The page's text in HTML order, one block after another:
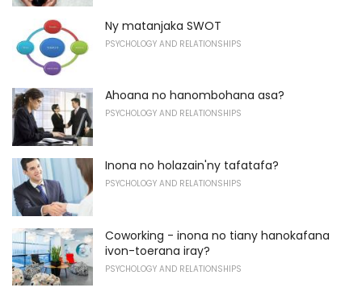
Ny matanjaka SWOT
PSYCHOLOGY AND RELATIONSHIPS
Ahoana no hanombohana asa?
PSYCHOLOGY AND RELATIONSHIPS
Inona no holazain'ny tafatafa?
PSYCHOLOGY AND RELATIONSHIPS
Coworking - inona no tiany hanokafana
ivon-toerana iray?
PSYCHOLOGY AND RELATIONSHIPS